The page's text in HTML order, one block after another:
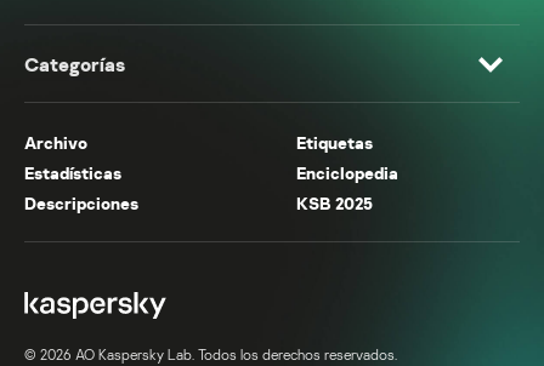
Categorías
Archivo
Etiquetas
Estadísticas
Enciclopedia
Descripciones
KSB 2025
© 2026 AO Kaspersky Lab. Todos los derechos reservados.